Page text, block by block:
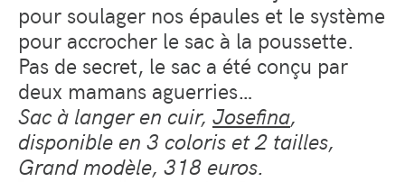
pour soulager nos épaules et le système
pour accrocher le sac à la poussette.
Pas de secret, le sac a été conçu par
deux mamans aguerries…
Sac à langer en cuir, Josefina,
disponible en 3 coloris et 2 tailles,
Grand modèle, 318 euros.